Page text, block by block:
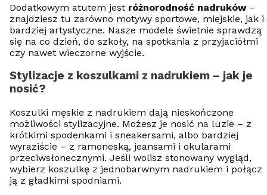
Dodatkowym atutem jest różnorodność nadruków–
znajdziesz tu zarówno motywy sportowe, miejskie, jak i
bardziej artystyczne. Nasze modele świetnie sprawdzą
się na co dzień, do szkoły, na spotkania z przyjaciółmi
czy nawet wieczorne wyjście.
Stylizacje z koszulkami z nadrukiem – jak je
nosić?
Koszulki męskie z nadrukiem dają nieskończone
możliwości stylizacyjne. Możesz je nosić na luzie – z
krótkimi spodenkami i sneakersami, albo bardziej
wyraziście – z ramoneską, jeansami i okularami
przeciwsłonecznymi. Jeśli wolisz stonowany wygląd,
wybierz koszulkę z jednobarwnym nadrukiem i połącz
ją z gładkimi spodniami.